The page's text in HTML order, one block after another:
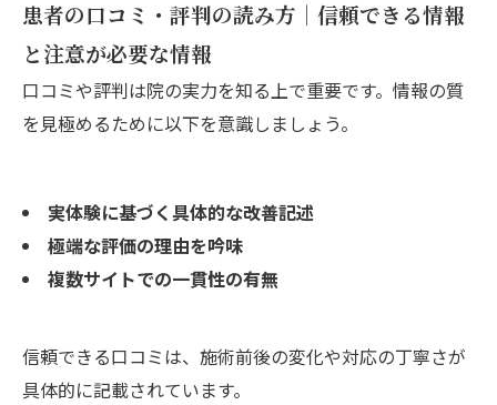
患者の口コミ・評判の読み方｜信頼できる情報
と注意が必要な情報
口コミや評判は院の実力を知る上で重要です。情報の質
を見極めるために以下を意識しましょう。
実体験に基づく具体的な改善記述
極端な評価の理由を吟味
複数サイトでの一貫性の有無
信頼できる口コミは、施術前後の変化や対応の丁寧さが
具体的に記載されています。